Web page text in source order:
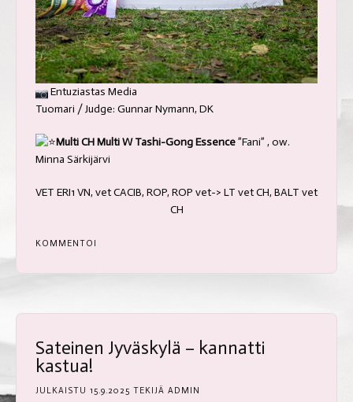
Entuziastas Media
Tuomari / Judge: Gunnar Nymann, DK
Multi CH Multi W Tashi-Gong Essence”Fani” , ow.
Minna Särkijärvi
VET ERI1 VN, vet CACIB, ROP, ROP vet-> LT vet CH, BALT vet
CH
KOMMENTOI
Sateinen Jyväskylä – kannatti
kastua!
JULKAISTU 15.9.2025 TEKIJÄ ADMIN